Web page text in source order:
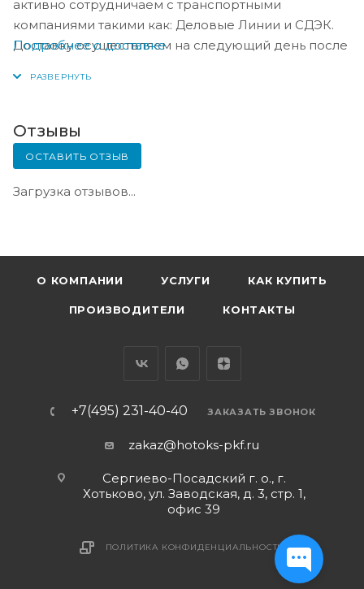
активно сотрудничаем с транспортными
компаниями такими как: Деловые Линии и СДЭК.
Доставку осуществляем на следующий день после
Подробнее о доставке
Отзывы
ОСТАВИТЬ ОТЗЫВ
Загрузка отзывов...
О КОМПАНИИ УСЛУГИ КАК КУПИТЬ
ПРОИЗВОДИТЕЛИ КОНТАКТЫ
+7(495) 231-40-40 ЗАКАЗАТЬ ЗВОНОК
zakaz@hotoks-pkf.ru
Сергиево-Посадский г. о., г.
Хотьково, ул. Заводская, д. 3, стр. 1,
офис 39
ПОЛИТИКА КОНФИДЕНЦИАЛЬНОСТИ